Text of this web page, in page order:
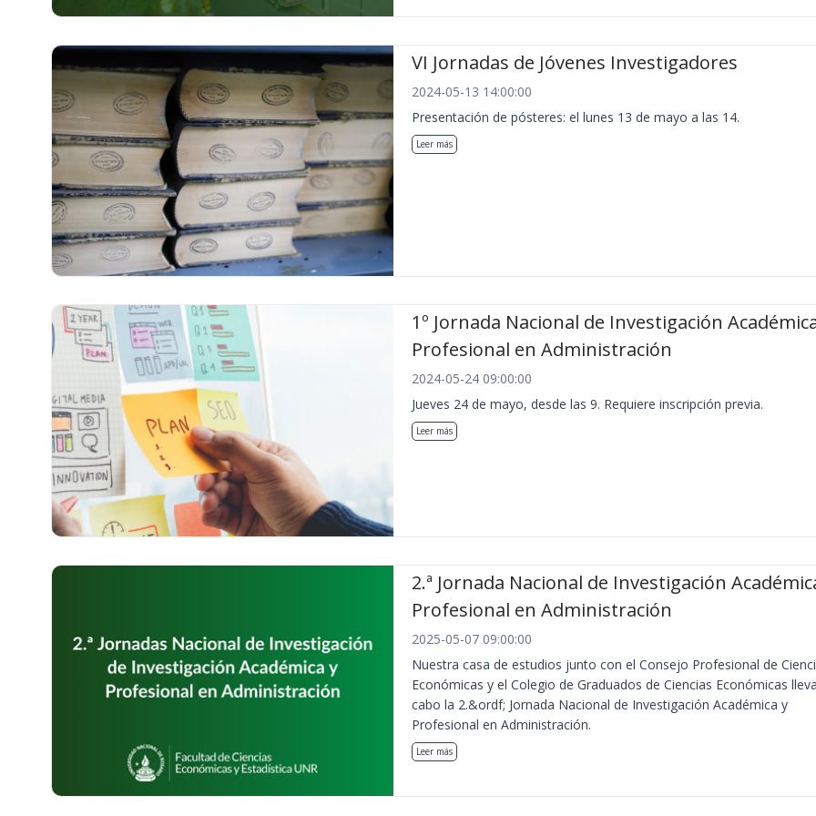
VI Jornadas de Jóvenes Investigadores
2024-05-13 14:00:00
Presentación de pósteres: el lunes 13 de mayo a las 14.
Leer más
1º Jornada Nacional de Investigación
Profesional en Administración
2024-05-24 09:00:00
Jueves 24 de mayo, desde las 9. Requiere inscripción previa.
Leer más
2.ª Jornada Nacional de Investigación
Profesional en Administración
2025-05-07 09:00:00
Nuestra casa de estudios junto con el Consejo Profesional de
Económicas y el Colegio de Graduados de Ciencias Económicas
cabo la 2.&ordf; Jornada Nacional de Investigación Académica y
Profesional en Administración.
Leer más